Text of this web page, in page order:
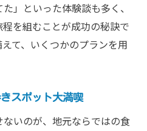
」といった体験談も多く、
を組むことが成功の秘訣で
て、いくつかのプランを用
スポット大満喫
いのが、地元ならではの食